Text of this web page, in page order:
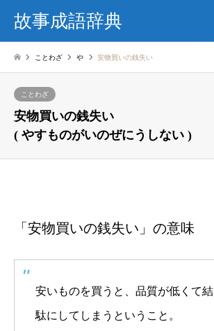
故事成語辞典
ことわざ や 安物買いの銭失い
ことわざ
安物買いの銭失い
( やすものがいのぜにうしない )
「安物買いの銭失い」の意味
安いものを買うと、品質が低くて
駄にしてしまうということ。